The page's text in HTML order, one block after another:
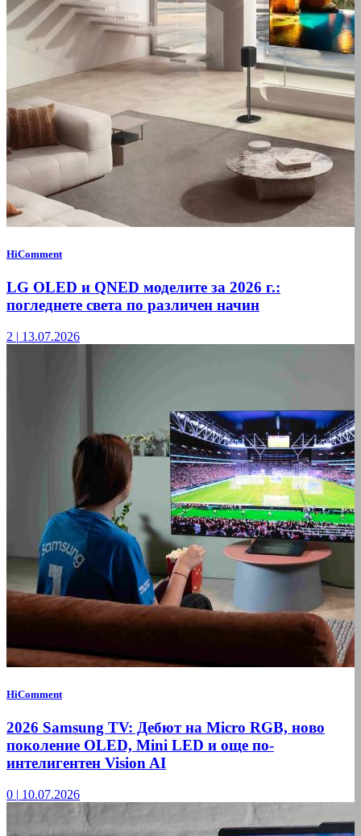
HiComment
LG OLED и QNED моделите за 2026 г.:
погледнете света по различен начин
2 | 13.07.2026
HiComment
2026 Samsung TV: Дебют на Micro RGB, ново
поколение OLED, Mini LED и още по-
интелигентен Vision AI
0 | 10.07.2026